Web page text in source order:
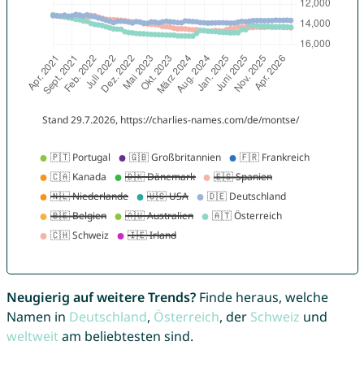
Neugierig auf weitere Trends?Finde heraus, welche
Namen in Deutschland, Österreich, der Schweiz und
weltweitam beliebtesten sind.